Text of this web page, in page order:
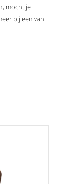
mocht je
bij een van